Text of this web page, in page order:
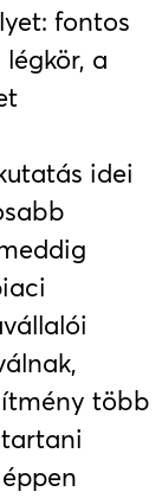
fontos
a
idei
több